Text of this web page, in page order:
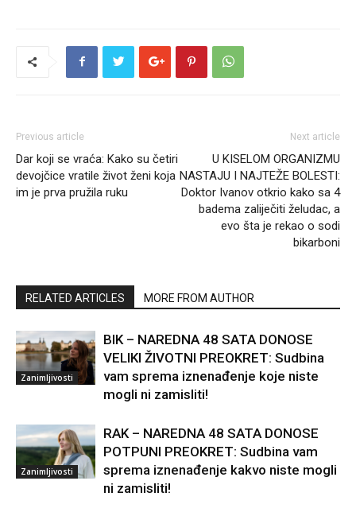
Previous article
Dar koji se vraća: Kako su četiri
devojčice vratile život ženi koja
im je prva pružila ruku
Next article
U KISELOM ORGANIZMU
NASTAJU I NAJTEŽE BOLESTI:
Doktor Ivanov otkrio kako sa 4
badema zaliječiti želudac, a
evo šta je rekao o sodi
bikarboni
RELATED ARTICLES MORE FROM AUTHOR
Zanimljivosti
BIK – NAREDNA 48 SATA DONOSE
VELIKI ŽIVOTNI PREOKRET: Sudbina
vam sprema iznenađenje koje niste
mogli ni zamisliti!
Zanimljivosti
RAK – NAREDNA 48 SATA DONOSE
POTPUNI PREOKRET: Sudbina vam
sprema iznenađenje kakvo niste mogli
ni zamisliti!